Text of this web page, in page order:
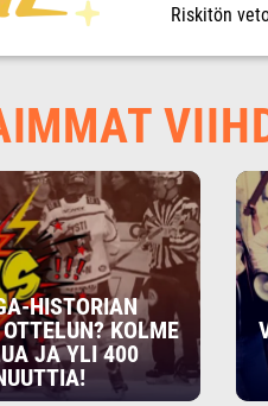
Riskitön
HISTORIAN
KOLME
JA YLI 400